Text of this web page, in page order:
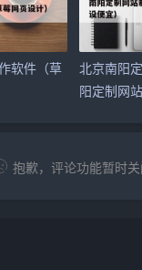
软件（草
北京南阳
阳定制网
抱歉，评论功能暂时